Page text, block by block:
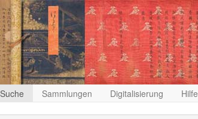
Suche Sammlungen Digitalisierung Hilfe